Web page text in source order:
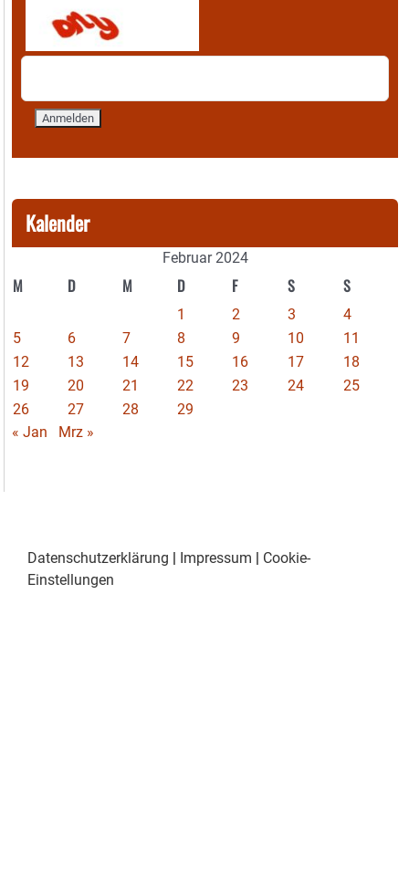
Kalender
Februar 2024
M D M D F S S
1 2 3
4
5
6 7 8 9 10
11
12
13 14 15 16 17
18
19
20 21 22 23 24
25
26
27 28
29
« Jan
Mrz »
Datenschutzerklärung | Impressum | Cookie-
Einstellungen